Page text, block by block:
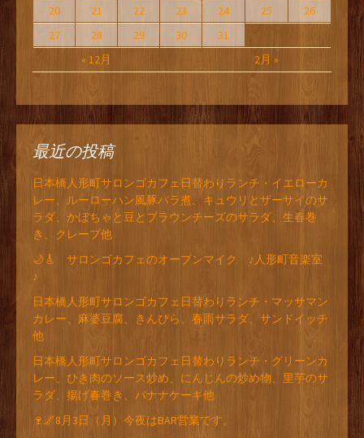
« 12月 2月 »
20
21 22 23 24 25
26
27
28 29 30 31
最近の投稿
日本橋人形町サロンゴカフェ日替わりランチ・イエローカ
レー、ルーローハン風豚バラ煮、キュウリとザーサイのサ
ラダ、かぼちゃと豆とブラウンチーズのサラダ、生春巻
き、クレープ他
🌙🎸 サロンゴカフェのオープンマイク ♪人形町音楽室
♪
日本橋人形町サロンゴカフェ日替わりランチ・マッサマン
カレー、麻婆豆腐、きんぴら、春雨サラダ、サンドイッチ
他
日本橋人形町サロンゴカフェ日替わりランチ・グリーンカ
レー、ひき肉のソース炒め、にんじんの炒め物、里芋のサ
ラダ、揚げ春巻き、バナナケーキ他
🍷🌌8月3日（月）今夜はBAR営業です。